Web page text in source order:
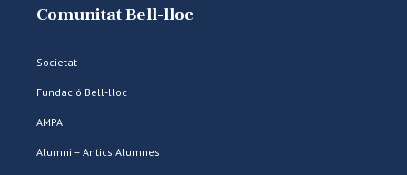
Comunitat Bell-lloc
Societat
Fundació Bell-lloc
AMPA
Alumni – Antics Alumnes